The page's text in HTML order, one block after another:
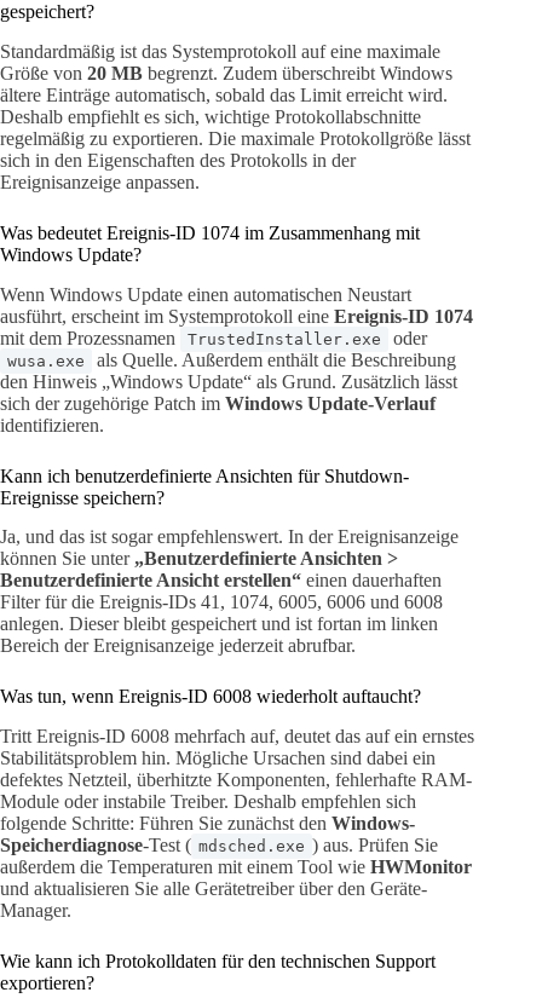
gespeichert?
Standardmäßig ist das Systemprotokoll auf eine maximale
Größe von 20 MB begrenzt. Zudem überschreibt Windows
ältere Einträge automatisch, sobald das Limit erreicht wird.
Deshalb empfiehlt es sich, wichtige Protokollabschnitte
regelmäßig zu exportieren. Die maximale Protokollgröße lässt
sich in den Eigenschaften des Protokolls in der
Ereignisanzeige anpassen.
Was bedeutet Ereignis-ID 1074 im Zusammenhang mit
Windows Update?
Wenn Windows Update einen automatischen Neustart
ausführt, erscheint im Systemprotokoll eine Ereignis-ID 1074
mit dem Prozessnamen
TrustedInstaller.exe oder
wusa.exe
als Quelle. Außerdem enthält die Beschreibung
den Hinweis „Windows Update“ als Grund. Zusätzlich lässt
sich der zugehörige Patch im Windows Update-Verlauf
identifizieren.
Kann ich benutzerdefinierte Ansichten für Shutdown-
Ereignisse speichern?
Ja, und das ist sogar empfehlenswert. In der Ereignisanzeige
können Sie unter „Benutzerdefinierte Ansichten >
Benutzerdefinierte Ansicht erstellen“ einen dauerhaften
Filter für die Ereignis-IDs 41, 1074, 6005, 6006 und 6008
anlegen. Dieser bleibt gespeichert und ist fortan im linken
Bereich der Ereignisanzeige jederzeit abrufbar.
Was tun, wenn Ereignis-ID 6008 wiederholt auftaucht?
Tritt Ereignis-ID 6008 mehrfach auf, deutet das auf ein ernstes
Stabilitätsproblem hin. Mögliche Ursachen sind dabei ein
defektes Netzteil, überhitzte Komponenten, fehlerhafte RAM-
Module oder instabile Treiber. Deshalb empfehlen sich
folgende Schritte: Führen Sie zunächst den Windows-
Speicherdiagnose-Test ( mdsched.exe ) aus. Prüfen Sie
außerdem die Temperaturen mit einem Tool wie HWMonitor
und aktualisieren Sie alle Gerätetreiber über den Geräte-
Manager.
Wie kann ich Protokolldaten für den technischen Support
exportieren?